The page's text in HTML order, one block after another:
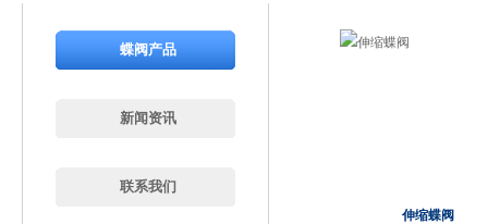
伸缩蝶阀
蝶阀产品
新闻资讯
联系我们